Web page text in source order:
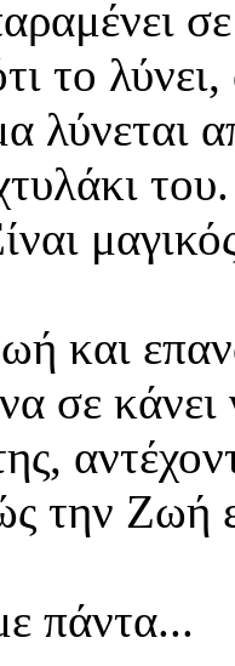
το
λύνεται
μαγικός
και
σε
την Ζωή
πάντα...